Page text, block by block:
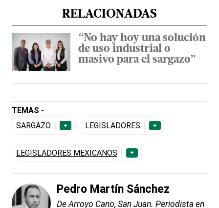
RELACIONADAS
“No hay hoy una solución
de uso industrial o
masivo para el sargazo”
TEMAS -
SARGAZO
+ LEGISLADORES +
LEGISLADORES MEXICANOS +
Pedro Martín Sánchez
De Arroyo Cano, San Juan. Periodista en